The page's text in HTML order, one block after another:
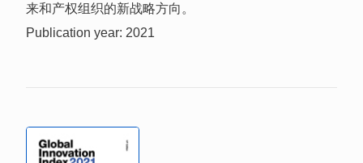
来和产权组织的新战略方向。
Publication year: 2021